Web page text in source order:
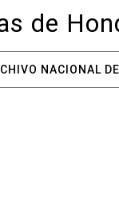
de
NACIONAL